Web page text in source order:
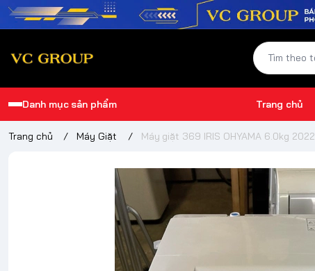
Danh mục sản phẩm Trang chủ
Trang chủ / Máy Giặt / Máy giặt 369 IRIS OHYAMA 6.0kg 2022